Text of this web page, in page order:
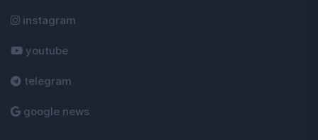
instagram
youtube
telegram
google news